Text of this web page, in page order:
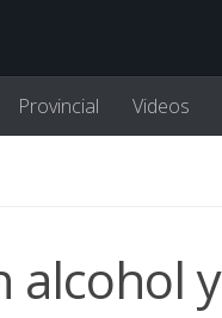
Provincial Videos
alcohol y